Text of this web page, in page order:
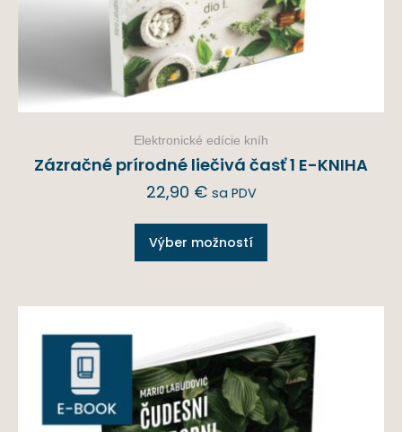
Elektronické edície kníh
Zázračné prírodné liečivá časť 1 E-KNIHA
22,90 € sa PDV
Výber možností